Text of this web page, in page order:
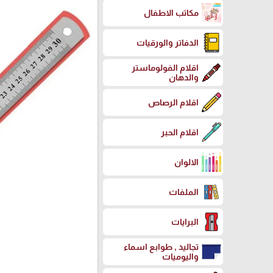
مكاتب الاطفال
الدفاتر والورقيات
اقلام الفولوماستر
والدهان
اقلام الرصاص
اقلام الحبر
الالوان
الملفات
البرايات
تجاليد , طوابع اسماء
واليوميات